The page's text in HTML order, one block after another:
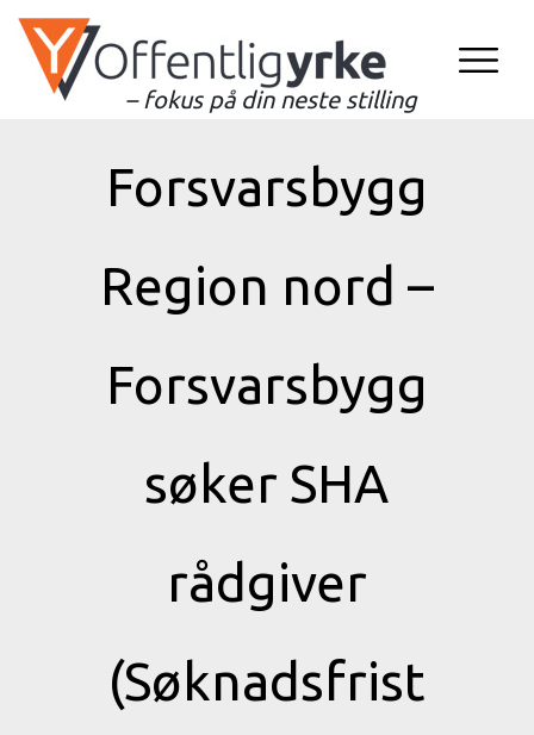
– fokus på din neste stilling
Forsvarsbygg
Region nord –
Forsvarsbygg
søker SHA
rådgiver
(Søknadsfrist